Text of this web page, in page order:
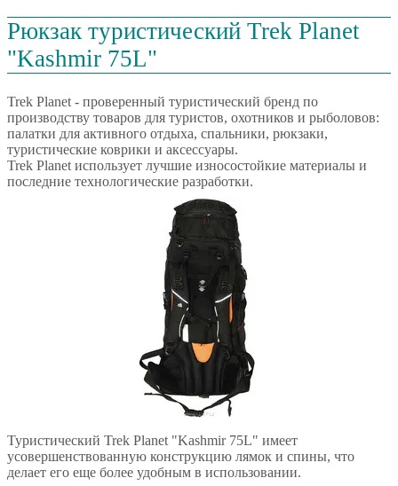
Рюкзак туристический Trek Planet
"Kashmir 75L"
Trek Planet - проверенный туристический бренд по
производству товаров для туристов, охотников и рыболовов:
палатки для активного отдыха, спальники, рюкзаки,
туристические коврики и аксессуары.
Trek Planet использует лучшие износостойкие материалы и
последние технологические разработки.
Туристический Trek Planet "Kashmir 75L" имеет
усовершенствованную конструкцию лямок и спины, что
делает его еще более удобным в использовании.